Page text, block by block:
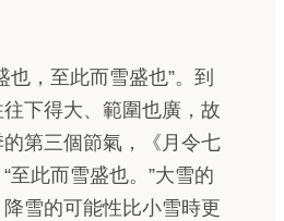
也，至此而雪盛也”。到
下得大、範圍也廣，故
第三個節氣，《月令七
至此而雪盛也。”大雪的
雪的可能性比小雪時更